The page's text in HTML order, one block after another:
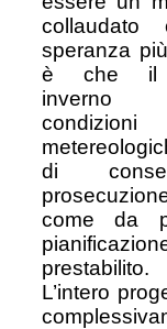
speranza
è che il
inverno
condizioni
di
come da
prestabilito.
L’intero